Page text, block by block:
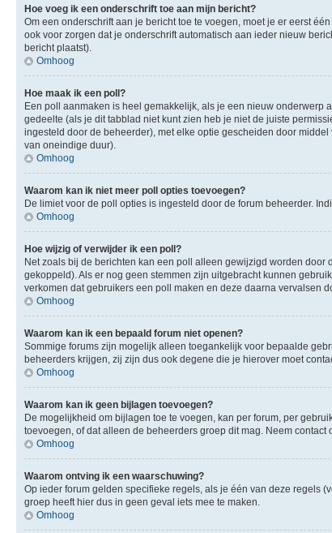
Hoe voeg ik een onderschrift toe aan mijn bericht?
Om een onderschrift aan je bericht toe te voegen, moet je er eerst
ook voor zorgen dat je onderschrift automatisch aan ieder nieuw
bericht plaatst).
Omhoog
Hoe maak ik een poll?
Een poll aanmaken is heel gemakkelijk, als je een nieuw onderwerp
gedeelte (als je dit tabblad niet kunt zien heb je niet de juiste
ingesteld door de beheerder), met elke optie gescheiden door
van oneindige duur).
Omhoog
Waarom kan ik niet meer poll opties toevoegen?
De limiet voor de poll opties is ingesteld door de forum beheerder.
Omhoog
Hoe wijzig of verwijder ik een poll?
Net zoals bij de berichten kan een poll alleen gewijzigd worden door
gekoppeld). Als er nog geen stemmen zijn uitgebracht kunnen
verkomen dat gebruikers een poll maken en deze daarna vervalsen
Omhoog
Waarom kan ik een bepaald forum niet openen?
Sommige forums zijn mogelijk alleen toegankelijk voor bepaalde
beheerders krijgen, zij zijn dus ook degene die je hierover moet
Omhoog
Waarom kan ik geen bijlagen toevoegen?
De mogelijkheid om bijlagen toe te voegen, kan per forum, per
toevoegen, of dat alleen de beheerders groep dit mag. Neem
Omhoog
Waarom ontving ik een waarschuwing?
Op ieder forum gelden specifieke regels, als je één van deze regels
groep heeft hier dus in geen geval iets mee te maken.
Omhoog